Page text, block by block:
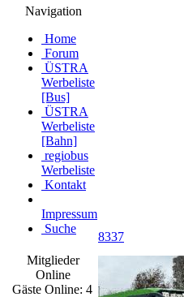
Navigation
Home
Forum
ÜSTRA
Werbeliste
[Bus]
ÜSTRA
Werbeliste
[Bahn]
regiobus
Werbeliste
Kontakt
Impressum
Suche
Mitglieder
Online
Gäste Online: 4
8337